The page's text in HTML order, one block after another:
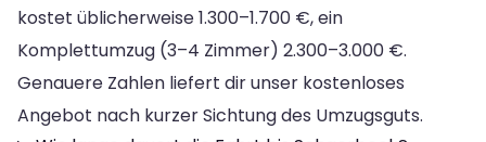
kostet üblicherweise 1.300–1.700 €, ein
Komplettumzug (3–4 Zimmer) 2.300–3.000 €.
Genauere Zahlen liefert dir unser kostenloses
Angebot nach kurzer Sichtung des Umzugsguts.